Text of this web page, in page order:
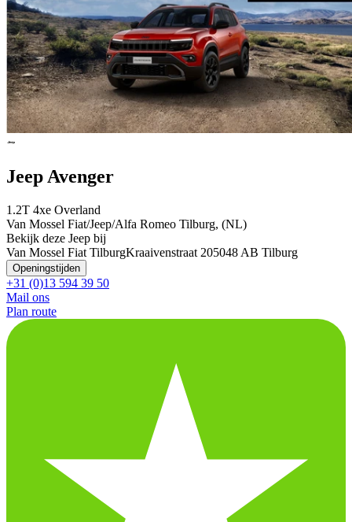
Jeep Avenger
1.2T 4xe Overland
Van Mossel Fiat/Jeep/Alfa Romeo Tilburg, (NL)
Bekijk deze Jeep bij
Van Mossel Fiat TilburgKraaivenstraat 205048 AB Tilburg
Openingstijden
+31 (0)13 594 39 50
Mail ons
Plan route